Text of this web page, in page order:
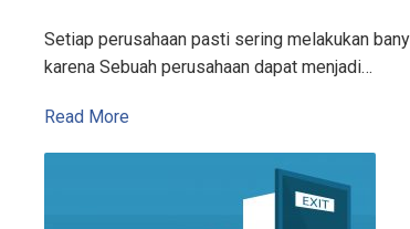
Setiap perusahaan pasti sering melakukan
karena Sebuah perusahaan dapat menjadi…
Read More